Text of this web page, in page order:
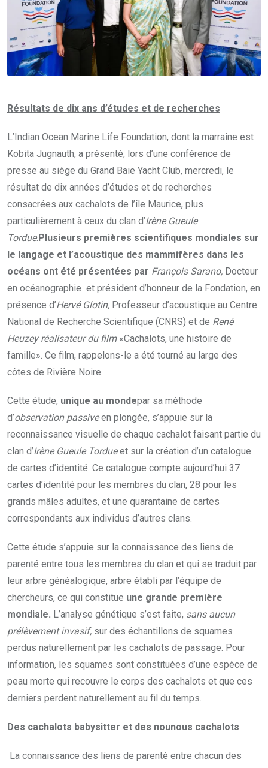
Résultats de dix ans d’études et de recherches
L’Indian Ocean Marine Life Foundation, dont la marraine est
Kobita Jugnauth, a présenté, lors d’une conférence de
presse au siège du Grand Baie Yacht Club, mercredi, le
résultat de dix années d’études et de recherches
consacrées aux cachalots de l’île Maurice, plus
particulièrement à ceux du clan d’Irène Gueule
Tordue.Plusieurs premières scientifiques mondiales sur
le langage et l’acoustique des mammifères dans les
océans ont été présentées par François Sarano, Docteur
en océanographie et président d’honneur de la Fondation, en
présence d’Hervé Glotin, Professeur d’acoustique au Centre
National de Recherche Scientifique (CNRS) et de René
Heuzey réalisateur du film «Cachalots, une histoire de
famille». Ce film, rappelons-le a été tourné au large des
côtes de Rivière Noire.
Cette étude, unique au mondepar sa méthode
d’observation passiveen plongée, s’appuie sur la
reconnaissance visuelle de chaque cachalot faisant partie du
clan d’Irène Gueule Tordueet sur la création d’un catalogue
de cartes d’identité. Ce catalogue compte aujourd’hui 37
cartes d’identité pour les membres du clan, 28 pour les
grands mâles adultes, et une quarantaine de cartes
correspondants aux individus d’autres clans.
Cette étude s’appuie sur la connaissance des liens de
parenté entre tous les membres du clan et qui se traduit par
leur arbre généalogique, arbre établi par l’équipe de
chercheurs, ce qui constitue une grande première
mondiale. L’analyse génétique s’est faite, sans aucun
prélèvement invasif, sur des échantillons de squames
perdus naturellement par les cachalots de passage. Pour
information, les squames sont constituées d’une espèce de
peau morte qui recouvre le corps des cachalots et que ces
derniers perdent naturellement au fil du temps.
Des cachalots babysitter et des nounous cachalots
La connaissance des liens de parenté entre chacun des